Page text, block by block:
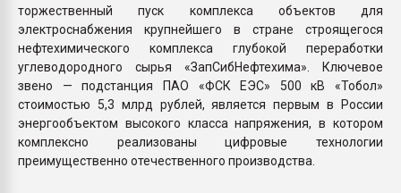
торжественный пуск комплекса объектов для
электроснабжения крупнейшего в стране строящегося
нефтехимического комплекса глубокой переработки
углеводородного сырья «ЗапСибНефтехима». Ключевое
звено — подстанция ПАО «ФСК ЕЭС» 500 кВ «Тобол»
стоимостью 5,3 млрд рублей, является первым в России
энергообъектом высокого класса напряжения, в котором
комплексно реализованы цифровые технологии
преимущественно отечественного производства.